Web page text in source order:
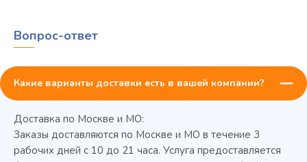
Вопрос-ответ
Какие варианты доставки есть в вашей компании?
Доставка по Москве и МО:
Заказы доставляются по Москве и МО в течение 3
рабочих дней с 10 до 21 часа. Услуга предоставляется